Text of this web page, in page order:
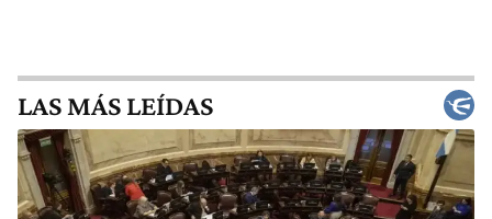
LAS MÁS LEÍDAS